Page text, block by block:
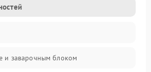
и заварочным блоком